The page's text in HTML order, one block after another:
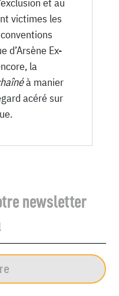
et au
victimes les
d’Arsène Ex-
la
à manier
acéré sur
newsletter